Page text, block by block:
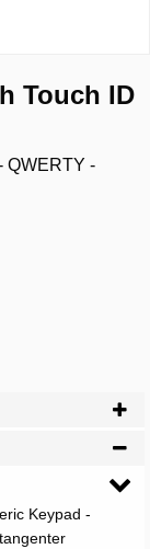
Touch ID
QWERTY -
Keypad -